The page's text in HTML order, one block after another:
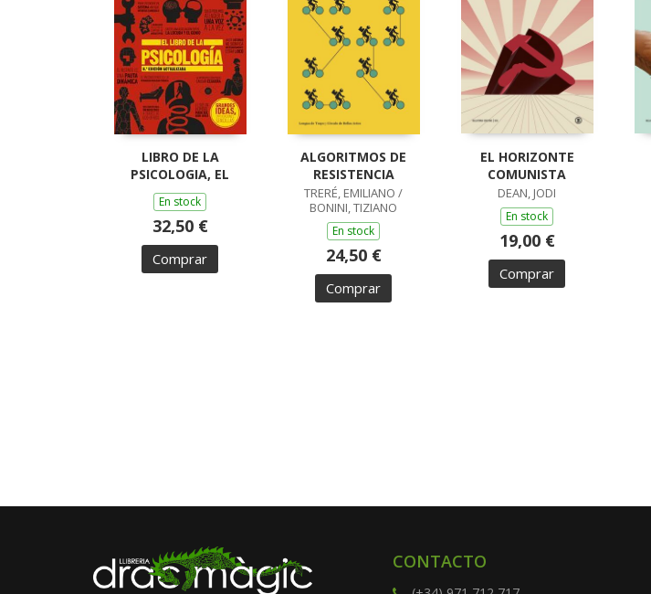
LIBRO DE LA
PSICOLOGIA, EL
En stock
32,50 €
Comprar
ALGORITMOS DE
RESISTENCIA
TRERÉ, EMILIANO /
BONINI, TIZIANO
En stock
24,50 €
Comprar
EL HORIZONTE
COMUNISTA
DEAN, JODI
En stock
19,00 €
Comprar
CONTACTO